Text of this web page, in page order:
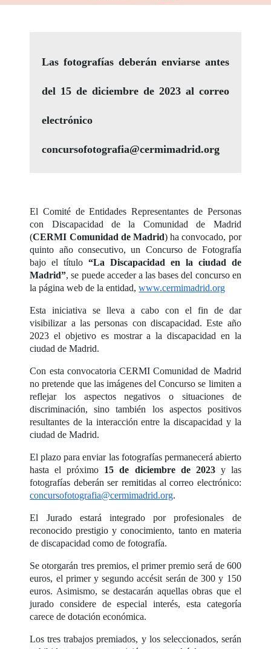
Las fotografías deberán enviarse antes
del 15 de diciembre de 2023 al correo
electrónico
concursofotografia@cermimadrid.org
El Comité de Entidades Representantes de Personas
con Discapacidad de la Comunidad de Madrid
(CERMI Comunidad de Madrid) ha convocado, por
quinto año consecutivo, un Concurso de Fotografía
bajo el título“La Discapacidad en la ciudad de
Madrid”, se puede acceder a las bases del concurso en
la página web de la entidad,www.cermimadrid.org
Esta iniciativa se lleva a cabo con el fin de dar
visibilizar a las personas con discapacidad. Este año
2023 el objetivo es mostrar a la discapacidad en la
ciudad de Madrid.
Con esta convocatoria CERMI Comunidad de Madrid
no pretende que las imágenes del Concurso se limiten a
reflejar los aspectos negativos o situaciones de
discriminación, sino también los aspectos positivos
resultantes de la interacción entre la discapacidad y la
ciudad de Madrid.
El plazo para enviar las fotografías permanecerá abierto
hasta el próximo 15 de diciembre de 2023y las
fotografías deberán ser remitidas al correo electrónico:
concursofotografia@cermimadrid.org.
El Jurado estará integrado por profesionales de
reconocido prestigio y conocimiento, tanto en materia
de discapacidad como de fotografía.
Se otorgarán tres premios, el primer premio será de 600
euros, el primer y segundo accésit serán de 300 y 150
euros. Asimismo, se destacarán aquellas obras que el
jurado considere de especial interés, esta categoría
carece de dotación económica.
Los tres trabajos premiados, y los seleccionados, serán